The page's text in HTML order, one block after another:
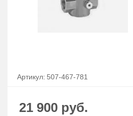
Артикул: 507-467-781
21 900 руб.